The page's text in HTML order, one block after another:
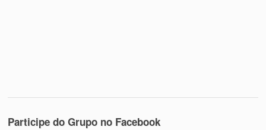
Participe do Grupo no Facebook